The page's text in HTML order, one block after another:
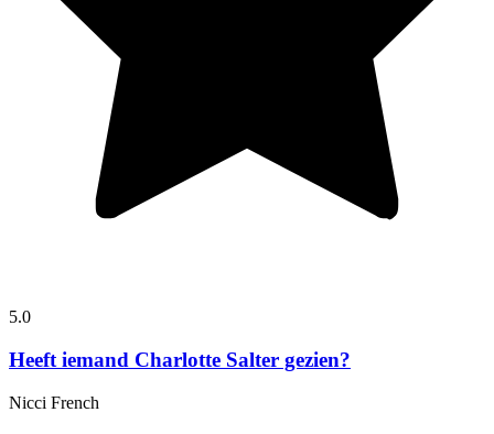
5.0
Heeft iemand Charlotte Salter gezien?
Nicci French